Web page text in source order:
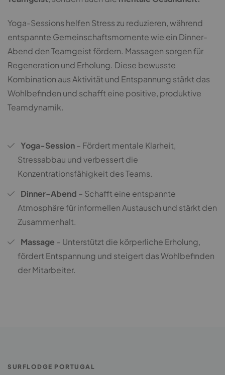
Yoga-Sessions helfen Stress zu reduzieren, während
entspannte Gemeinschaftsmomente wie ein Dinner-
Abend den Teamgeist fördern. Massagen sorgen für
Regeneration und Erholung. Diese bewusste
Kombination aus Aktivität und Entspannung stärkt das
Wohlbefinden und schafft eine positive, produktive
Teamdynamik.
Yoga-Session– Fördert mentale Klarheit,
Stressabbau und verbessert die
Konzentrationsfähigkeit des Teams.
Dinner-Abend – Schafft eine entspannte
Atmosphäre für informellen Austausch und stärkt den
Zusammenhalt.
Massage – Unterstützt die körperliche Erholung,
fördert Entspannung und steigert das Wohlbefinden
der Mitarbeiter.
SURFLODGE PORTUGAL